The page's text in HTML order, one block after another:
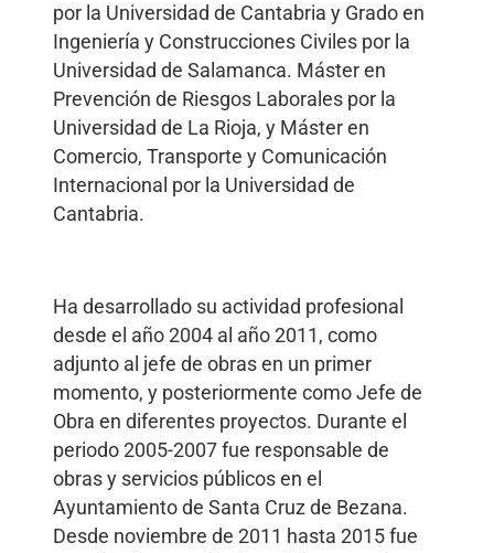
por la Universidad de Cantabria y Grado en
Ingeniería y Construcciones Civiles por la
Universidad de Salamanca. Máster en
Prevención de Riesgos Laborales por la
Universidad de La Rioja, y Máster en
Comercio, Transporte y Comunicación
Internacional por la Universidad de
Cantabria.
Ha desarrollado su actividad profesional
desde el año 2004 al año 2011, como
adjunto al jefe de obras en un primer
momento, y posteriormente como Jefe de
Obra en diferentes proyectos. Durante el
periodo 2005-2007 fue responsable de
obras y servicios públicos en el
Ayuntamiento de Santa Cruz de Bezana.
Desde noviembre de 2011 hasta 2015 fue